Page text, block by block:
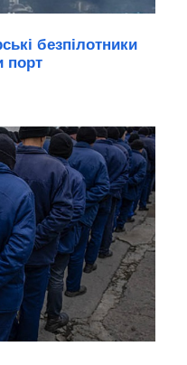
безпілотники
порт